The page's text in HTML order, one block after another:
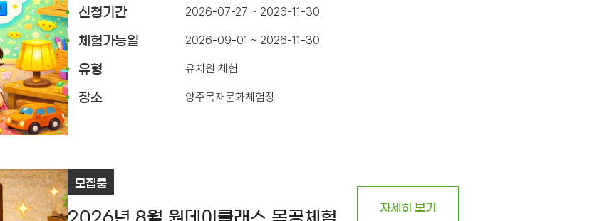
신청기간 2026-07-27 ~ 2026-11-30
체험가능일 2026-09-01 ~ 2026-11-30
유형 유치원 체험
장소 양주목재문화체험장
모집중
2026년 8월 원데이클래스 목공체험
자세히 보기